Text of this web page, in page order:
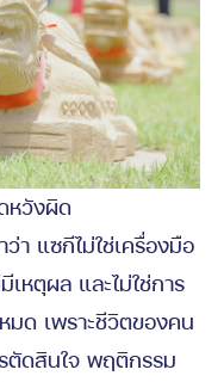
หวังผิด
า แซกีไม่ใช่เครื่องมือ
หตุผล และไม่ใช่การ
มด เพราะชีวิตของคน
ตัดสินใจ พฤติกรรม